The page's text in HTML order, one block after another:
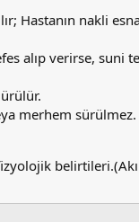
Hastanın nakli
alıp verirse, suni
merhem sürülmez.